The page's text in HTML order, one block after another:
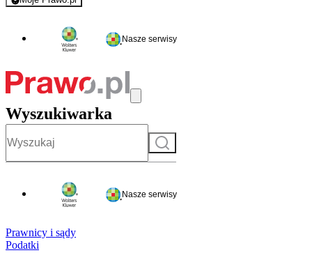
- rejestracja i logowanie do serwisu
Nasze serwisy
Wyszukiwarka
Szukaj
Nasze serwisy
Prawnicy i sądy
Podatki